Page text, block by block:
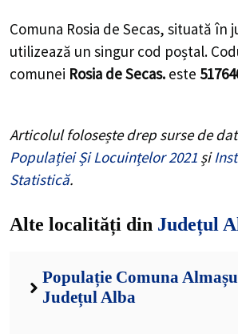
Comuna Rosia de Secas, situată în
utilizează un singur cod poștal.
comunei Rosia de Secas. este
Articolul folosește drep surse de
Populației Și Locuințelor 2021 și
Statistică.
Alte localități din Județul
Populație Comuna
Județul Alba